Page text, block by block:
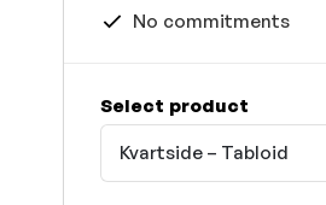
No commitments
Select product
Kvartside – Tabloid